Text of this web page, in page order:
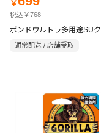
￥
税込￥768
ボンドウルトラ多用途SU
通常配送 / 店舗受取